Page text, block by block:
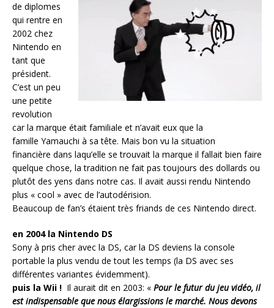
de diplomes
qui rentre en
2002 chez
Nintendo en
tant que
président.
C’est un peu
une petite
revolution
car la marque était familiale et n’avait eux que la
famille Yamauchi à sa tête. Mais bon vu la situation
financière dans laqu’elle se trouvait la marque il fallait bien faire
quelque chose, la tradition ne fait pas toujours des dollards ou
plutôt des yens dans notre cas. Il avait aussi rendu Nintendo
plus « cool » avec de l’autodérision.
Beaucoup de fan’s étaient très friands de ces Nintendo direct.
en 2004 la Nintendo DS
Sony à pris cher avec la DS, car la DS deviens la console
portable la plus vendu de tout les temps (la DS avec ses
différentes variantes évidemment).
puis la Wii ! Il aurait dit en 2003: « Pour le futur du jeu vidéo, il
est indispensable que nous élargissions le marché. Nous devons